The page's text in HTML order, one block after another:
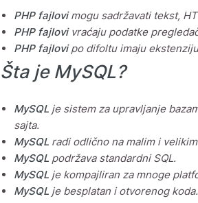
PHP fajlovimogu sadržavati tekst,
PHP fajlovivraćaju podatke
PHP fajlovipo difoltu imaju
Šta je MySQL?
MySQL je sistem za upravljanje
sajta.
MySQL radi odlično na malim i
MySQL podržava standardni SQL.
MySQL je kompajliran za mnoge
MySQL je besplatan i otvorenog koda.